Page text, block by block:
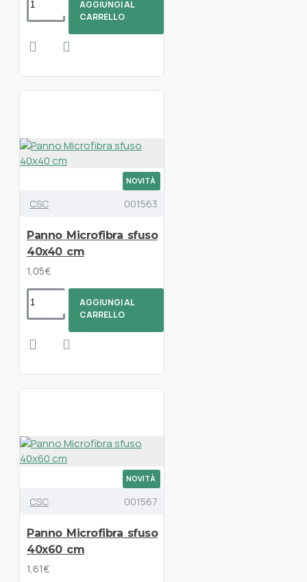
AGGIUNGI AL
CARRELLO
NOVITÀ
CSC 001563
Panno Microfibra sfuso
40x40 cm
1,05€
AGGIUNGI AL
CARRELLO
NOVITÀ
CSC 001567
Panno Microfibra sfuso
40x60 cm
1,61€